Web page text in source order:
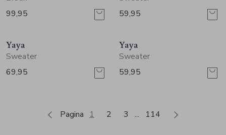
99,95
59,95
Nieuw
Yaya
Sweater
69,95
Nieuw
Yaya
Sweater
59,95
Pagina 1 2 3 114